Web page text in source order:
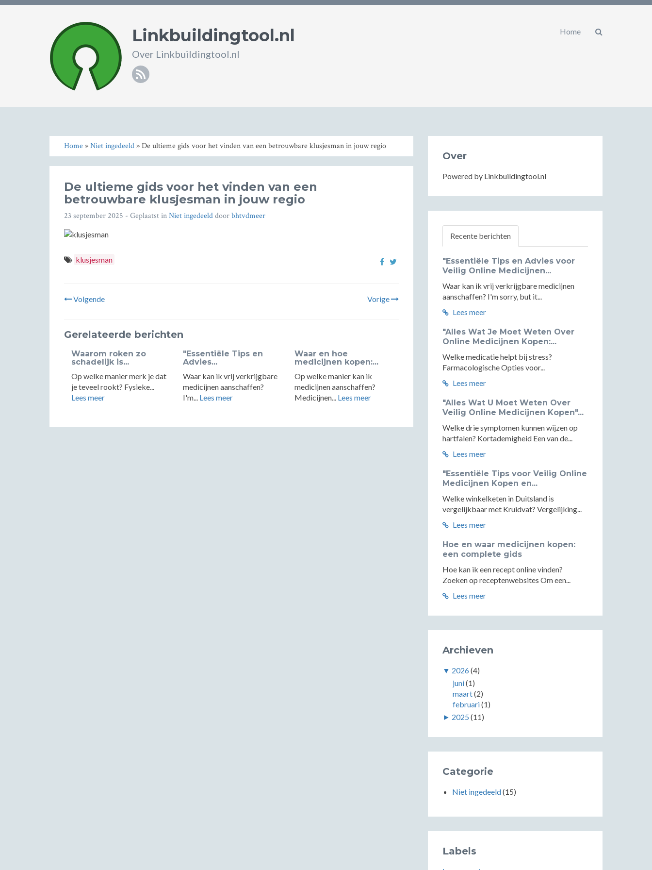
Linkbuildingtool.nl
Over Linkbuildingtool.nl
RSS
Home
Home»Niet ingedeeld» De ultieme gids voor het vinden van een betrouwbare klusjesman in jouw regio
De ultieme gids voor het vinden van een
betrouwbare klusjesman in jouw regio
23 september 2025 - Geplaatst inNiet ingedeelddoorbhtvdmeer
klusjesman
Volgende Vorige
Gerelateerde berichten
Waarom roken zo
schadelijk is...
Op welke manier merk je dat
je teveel rookt? Fysieke...
Lees meer
"Essentiële Tips en
Advies...
Waar kan ik vrij verkrijgbare
medicijnen aanschaffen?
I'm... Lees meer
Waar en hoe
medicijnen kopen:...
Op welke manier kan ik
medicijnen aanschaffen?
Medicijnen... Lees meer
Over
Powered by Linkbuildingtool.nl
Recente berichten
"Essentiële Tips en Advies voor
Veilig Online Medicijnen...
Waar kan ik vrij verkrijgbare medicijnen
aanschaffen? I'm sorry, but it...
Lees meer
"Alles Wat Je Moet Weten Over
Online Medicijnen Kopen:...
Welke medicatie helpt bij stress?
Farmacologische Opties voor...
Lees meer
"Alles Wat U Moet Weten Over
Veilig Online Medicijnen Kopen"...
Welke drie symptomen kunnen wijzen op
hartfalen? Kortademigheid Een van de...
Lees meer
"Essentiële Tips voor Veilig Online
Medicijnen Kopen en...
Welke winkelketen in Duitsland is
vergelijkbaar met Kruidvat? Vergelijking...
Lees meer
Hoe en waar medicijnen kopen:
een complete gids
Hoe kan ik een recept online vinden?
Zoeken op receptenwebsites Om een...
Lees meer
Archieven
▼ 2026(4)
juni(1)
maart(2)
februari(1)
► 2025 (11)
Categorie
Niet ingedeeld(15)
Labels